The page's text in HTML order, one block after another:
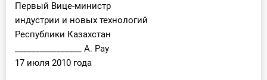
Первый Вице-министр
индустрии и новых технологий
Республики Казахстан
________________ А. Рау
17 июля 2010 года